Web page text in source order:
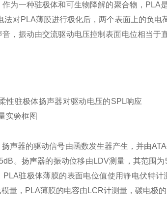
作为一种驻极体和可生物降解的聚合物，PLA
法对PLA薄膜进行极化后，两个表面上的负
，振动由交流驱动电压控制表面电位相当
扬声器的驱动信号由函数发生器产生，并由
。扬声器的振动位移由LDV测量，其范围
PLA驻极体薄膜的表面电位值使用静电伏特
量，PLA薄膜的电容由LCR计测量，碳电极